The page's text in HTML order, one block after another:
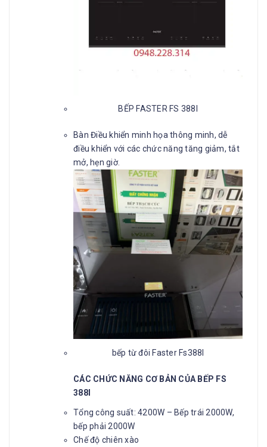
BẾP FASTER FS 388I
Bàn Điều khiển minh họa thông minh, dễ
điều khiển với các chức năng tăng giảm, tắt
mở, hẹn giờ.
bếp từ đôi Faster Fs388I
CÁC CHỨC NĂNG CƠ BẢN CỦA BẾP FS
388I
Tổng công suất: 4200W – Bếp trái 2000W,
bếp phải 2000W
Chế độ chiên xào